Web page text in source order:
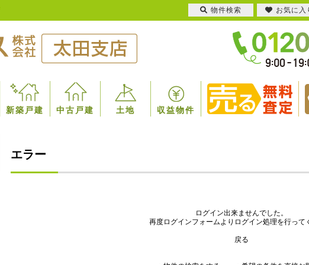
新築戸建 中古戸建 土地 収益物件
エラー
ログイン出来ませんでした。
再度ログインフォームよりログイン処理を行って
戻る
物件検索 お気に入